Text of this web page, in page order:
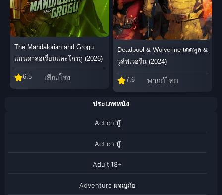
The Mandalorian and Grogu
แมนดาลอเรี่ยนและโกรกู (2026)
6.5 เสียงโรง
Deadpool & Wolverine เดดพูล &
วูล์ฟเวอรีน (2024)
7.6 พากย์ไทย
ประเภทหนัง
Action บู๊
Action บู๊
Adult 18+
Adventure ผจญภัย